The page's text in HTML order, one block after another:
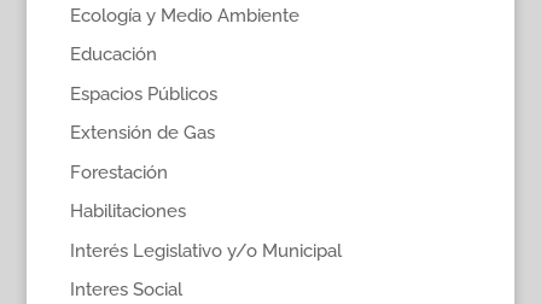
Ecología y Medio Ambiente
Educación
Espacios Públicos
Extensión de Gas
Forestación
Habilitaciones
Interés Legislativo y/o Municipal
Interes Social